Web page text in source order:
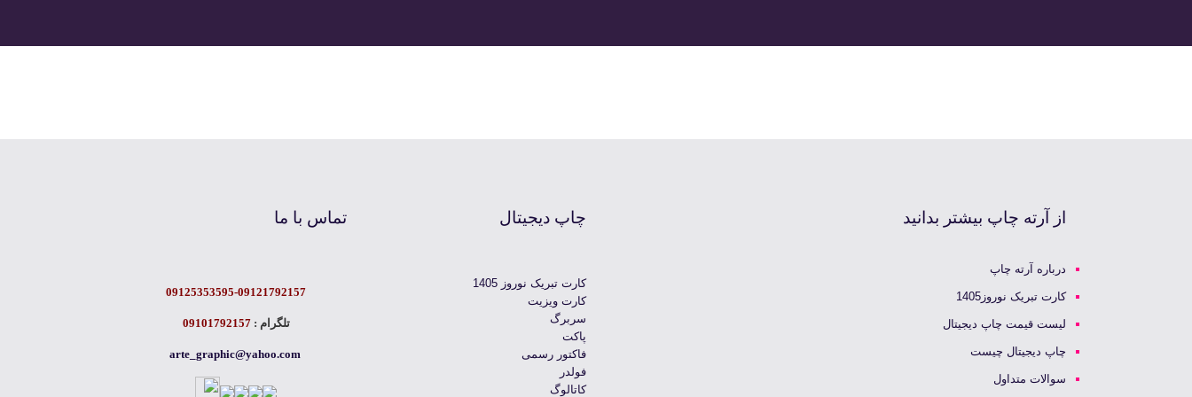
از آرته چاپ بیشتر بدانید
درباره آرته چاپ
کارت تبریک نوروز1405
لیست قیمت چاپ دیجیتال
چاپ دیجیتال چیست
سوالات متداول
چاپ دیجیتال
کارت تبریک نوروز 1405
کارت ویزیت
سربرگ
پاکت
فاکتور رسمی
فولدر
کاتالوگ
تماس با ما
09125353595-09121792157
تلگرام :09101792157
arte_graphic@yahoo.com